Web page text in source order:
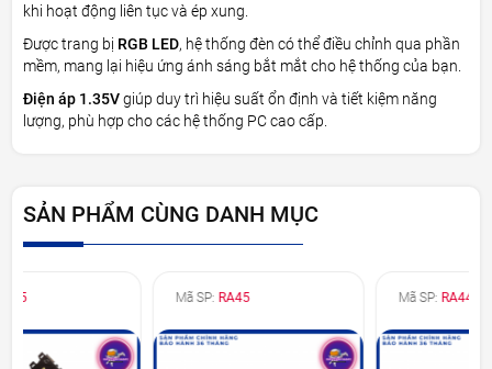
khi hoạt động liên tục và ép xung.
Được trang bị RGB LED, hệ thống đèn có thể điều chỉnh qua phần
mềm, mang lại hiệu ứng ánh sáng bắt mắt cho hệ thống của bạn.
Điện áp 1.35Vgiúp duy trì hiệu suất ổn định và tiết kiệm năng
lượng, phù hợp cho các hệ thống PC cao cấp.
SẢN PHẨM CÙNG DANH MỤC